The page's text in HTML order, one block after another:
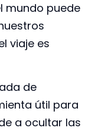
mundo puede
viaje es
de
útil para
a ocultar las